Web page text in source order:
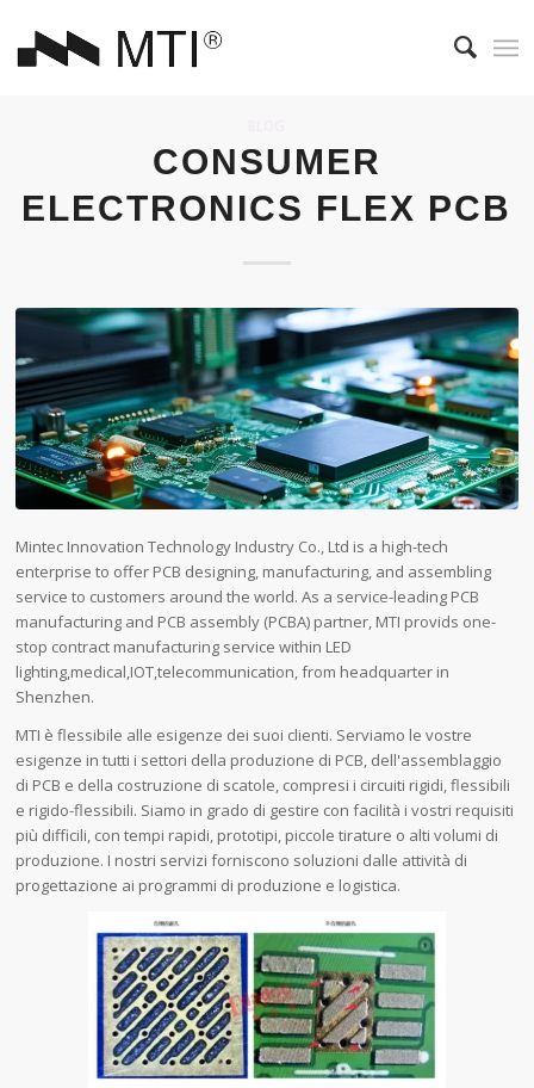
CONSUMER
ELECTRONICS FLEX PCB
Mintec Innovation Technology Industry Co., Ltd is a high-tech
enterprise to offer PCB designing, manufacturing, and assembling
service to customers around the world. As a service-leading PCB
manufacturing and PCB assembly (PCBA) partner, MTI provids one-
stop contract manufacturing service within LED
lighting,medical,IOT,telecommunication, from headquarter in
Shenzhen.
MTI è flessibile alle esigenze dei suoi clienti. Serviamo le vostre
esigenze in tutti i settori della produzione di PCB, dell'assemblaggio
di PCB e della costruzione di scatole, compresi i circuiti rigidi, flessibili
e rigido-flessibili. Siamo in grado di gestire con facilità i vostri requisiti
più difficili, con tempi rapidi, prototipi, piccole tirature o alti volumi di
produzione. I nostri servizi forniscono soluzioni dalle attività di
progettazione ai programmi di produzione e logistica.